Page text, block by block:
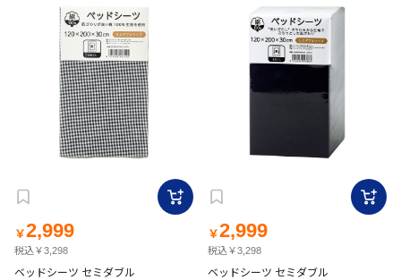
￥2,999
税込￥3,298
ベッドシーツ セミダブル
￥2,999
税込￥3,298
ベッドシーツ セミダブル